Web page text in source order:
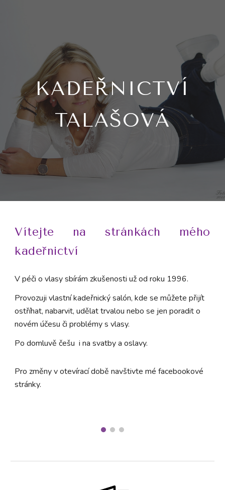
KADEŘNICTVÍ
TALAŠOVÁ
Vítejte na stránkách mého
kadeřnictví
V péči o vlasy sbírám zkušenosti už od roku 1996.
Provozuji vlastní kadeřnický salón, kde se můžete přijít
ostříhat, nabarvit, udělat trvalou nebo se jen poradit o
novém účesu či problémy s vlasy.
Po domluvě češu i na svatby a oslavy.
Pro změny v otevírací době navštivte mé facebookové
stránky.